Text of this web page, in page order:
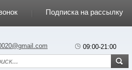
Подписка на рассылку
09:00-21:00